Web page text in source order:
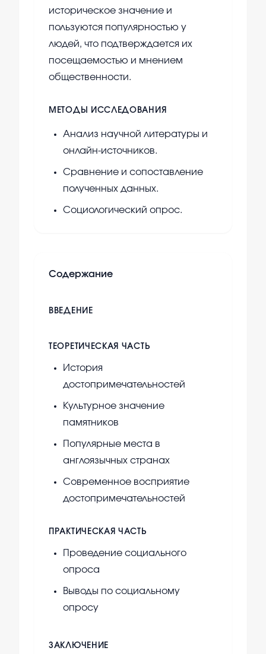
историческое значение и
пользуются популярностью у
людей, что подтверждается их
посещаемостью и мнением
общественности.
МЕТОДЫ ИССЛЕДОВАНИЯ
Анализ научной литературы и
онлайн-источников.
Сравнение и сопоставление
полученных данных.
Социологический опрос.
Содержание
ВВЕДЕНИЕ
ТЕОРЕТИЧЕСКАЯ ЧАСТЬ
История
достопримечательностей
Культурное значение
памятников
Популярные места в
англоязычных странах
Современное восприятие
достопримечательностей
ПРАКТИЧЕСКАЯ ЧАСТЬ
Проведение социального
опроса
Выводы по социальному
опросу
ЗАКЛЮЧЕНИЕ